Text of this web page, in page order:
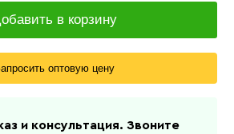
в корзину
оптовую цену
и консультация. Звоните